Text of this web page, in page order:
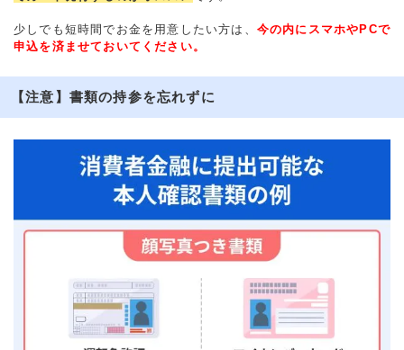
少しでも短時間でお金を用意したい方は、 今の内にスマホやPCで
申込を済ませておいてください。
【注意】書類の持参を忘れずに